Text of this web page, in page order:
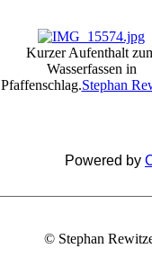
Kurzer Aufenthalt
Wasserfassen in
Pfaffenschlag.Stephan
Powered by
© Stephan